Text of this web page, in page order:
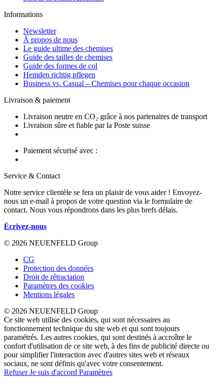
Informations
Newsletter
À propos de nous
Le guide ultime des chemises
Guide des tailles de chemises
Guide des formes de col
Hemden richtig pflegen
Business vs. Casual – Chemises pour chaque occasion
Livraison & paiement
Livraison neutre en CO₂ grâce à nos partenaires de transport
Livraison sûre et fiable par la Poste suisse
Paiement sécurisé avec :
Service & Contact
Notre service clientèle se fera un plaisir de vous aider ! Envoyez-
nous un e-mail à propos de votre question via le formulaire de
contact. Nous vous répondrons dans les plus brefs délais.
Écrivez-nous
© 2026 NEUENFELD Group
CG
Protection des données
Droit de rétractation
Paramètres des cookies
Mentions légales
© 2026 NEUENFELD Group
Ce site web utilise des cookies, qui sont nécessaires au
fonctionnement technique du site web et qui sont toujours
paramétrés. Les autres cookies, qui sont destinés à accroître le
confort d'utilisation de ce site web, à des fins de publicité directe ou
pour simplifier l'interaction avec d'autres sites web et réseaux
sociaux, ne sont définis qu'avec votre consentement.
RefuserJe suis d'accord Paramètres